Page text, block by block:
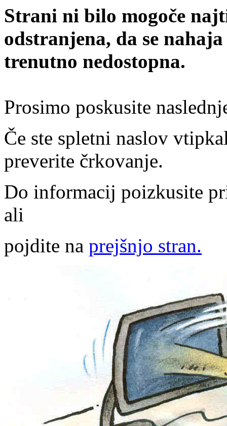
Strani ni bilo mogoče
odstranjena, da se
trenutno nedostopna.
Prosimo poskusite
Če ste spletni naslov
preverite črkovanje.
Do informacij poizkusite
ali
pojdite na prejšnjo stran.